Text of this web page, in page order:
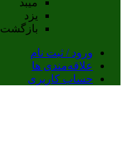
يزد
بازگشت
ورود / ثبت نام
علاقه‌مندی ها
حساب کاربری